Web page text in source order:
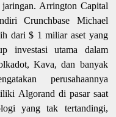
Arrington Capital
Crunchbase Michael
dari $ 1 miliar aset yang
investasi utama dalam
Kava, dan banyak
perusahaannya
Algorand di pasar saat
yang tak tertandingi,